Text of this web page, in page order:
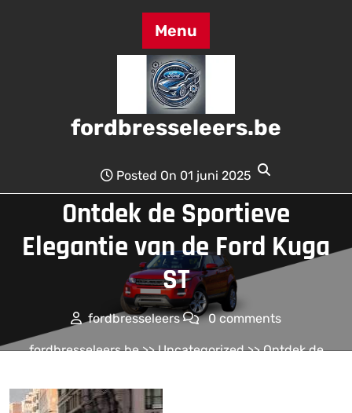
Menu
fordbresseleers.be
Posted On 01 juni 2025
Ontdek de Sportieve
Elegantie van de Ford Kuga
ST
fordbresseleers 0 comments
fordbresseleers.be>>Uncategorized>> Ontdek de